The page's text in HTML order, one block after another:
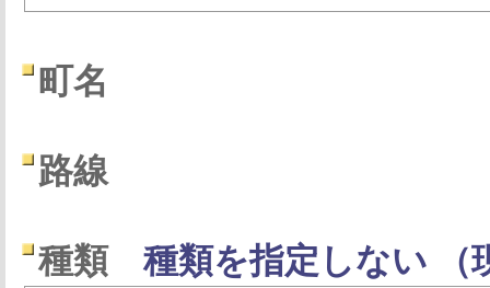
町名
路線
種類 種類を指定しない （